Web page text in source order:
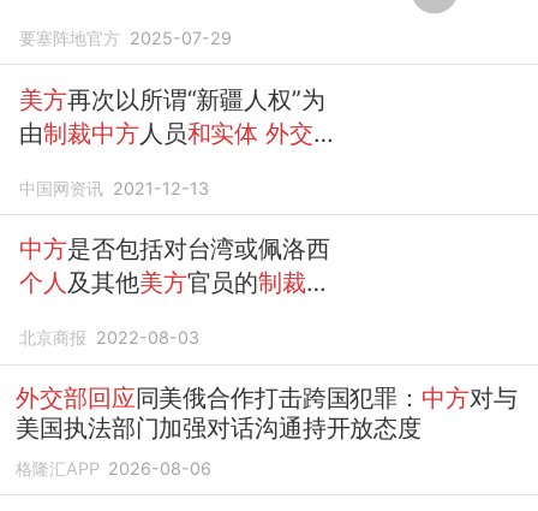
要塞阵地官方 2025-07-29
美方再次以所谓“新疆人权”为
由制裁中方人员和实体 外交部
中国网资讯 2021-12-13
中方是否包括对台湾或佩洛西
个人及其他美方官员的制裁？
北京商报 2022-08-03
外交部回应同美俄合作打击跨国犯罪： 中方对与
美国执法部门加强对话沟通持开放态度
格隆汇APP 2026-08-06